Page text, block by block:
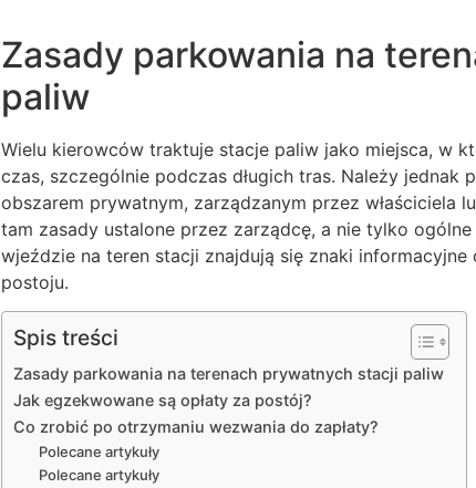
Zasady parkowania na
paliw
Wielu kierowców traktuje stacje paliw jako miejsca, w
czas, szczególnie podczas długich tras. Należy jednak
obszarem prywatnym, zarządzanym przez właściciela
tam zasady ustalone przez zarządcę, a nie tylko
wjeździe na teren stacji znajdują się znaki
postoju.
Spis treści
Zasady parkowania na terenach prywatnych stacji paliw
Jak egzekwowane są opłaty za postój?
Co zrobić po otrzymaniu wezwania do zapłaty?
Polecane artykuły
Polecane artykuły